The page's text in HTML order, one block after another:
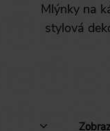
Mlýnky na
stylová